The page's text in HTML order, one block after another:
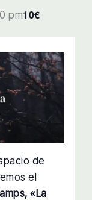
pm10€
de
el
«La